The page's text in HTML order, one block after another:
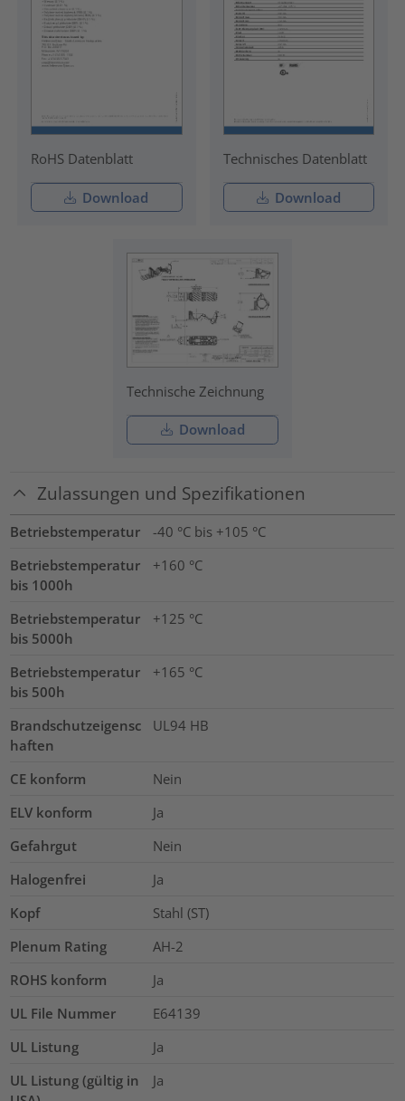
RoHS Datenblatt
Download
Technisches Datenblatt
Download
Technische Zeichnung
Download
Zulassungen und Spezifikationen
Betriebstemperatur
-40 °C bis +105 °C
Betriebstemperatur
bis 1000h
+160 °C
Betriebstemperatur
bis 5000h
+125 °C
Betriebstemperatur
bis 500h
+165 °C
Brandschutzeigensc
haften
UL94 HB
CE konform
Nein
ELV konform
Ja
Gefahrgut
Nein
Halogenfrei
Ja
Kopf
Stahl (ST)
Plenum Rating
AH-2
ROHS konform
Ja
UL File Nummer
E64139
UL Listung
Ja
UL Listung (gültig in
Ja